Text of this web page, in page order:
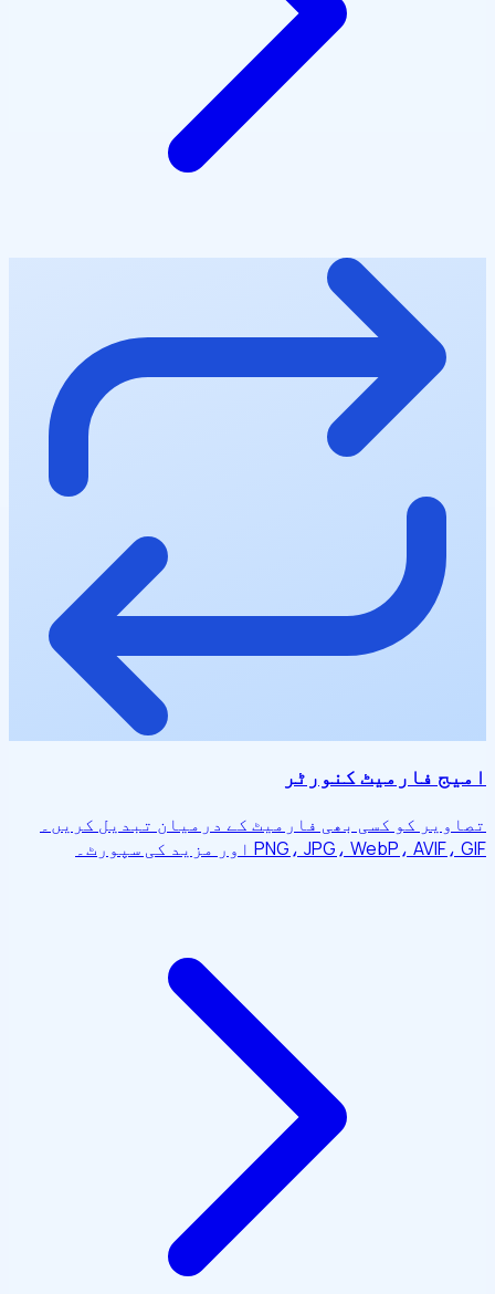
امیج فارمیٹ کنورٹر
تصاویر کو کسی بھی فارمیٹ کے درمیان تبدیل کریں۔
PNG، JPG، WebP، AVIF، GIF اور مزید کی سپورٹ۔